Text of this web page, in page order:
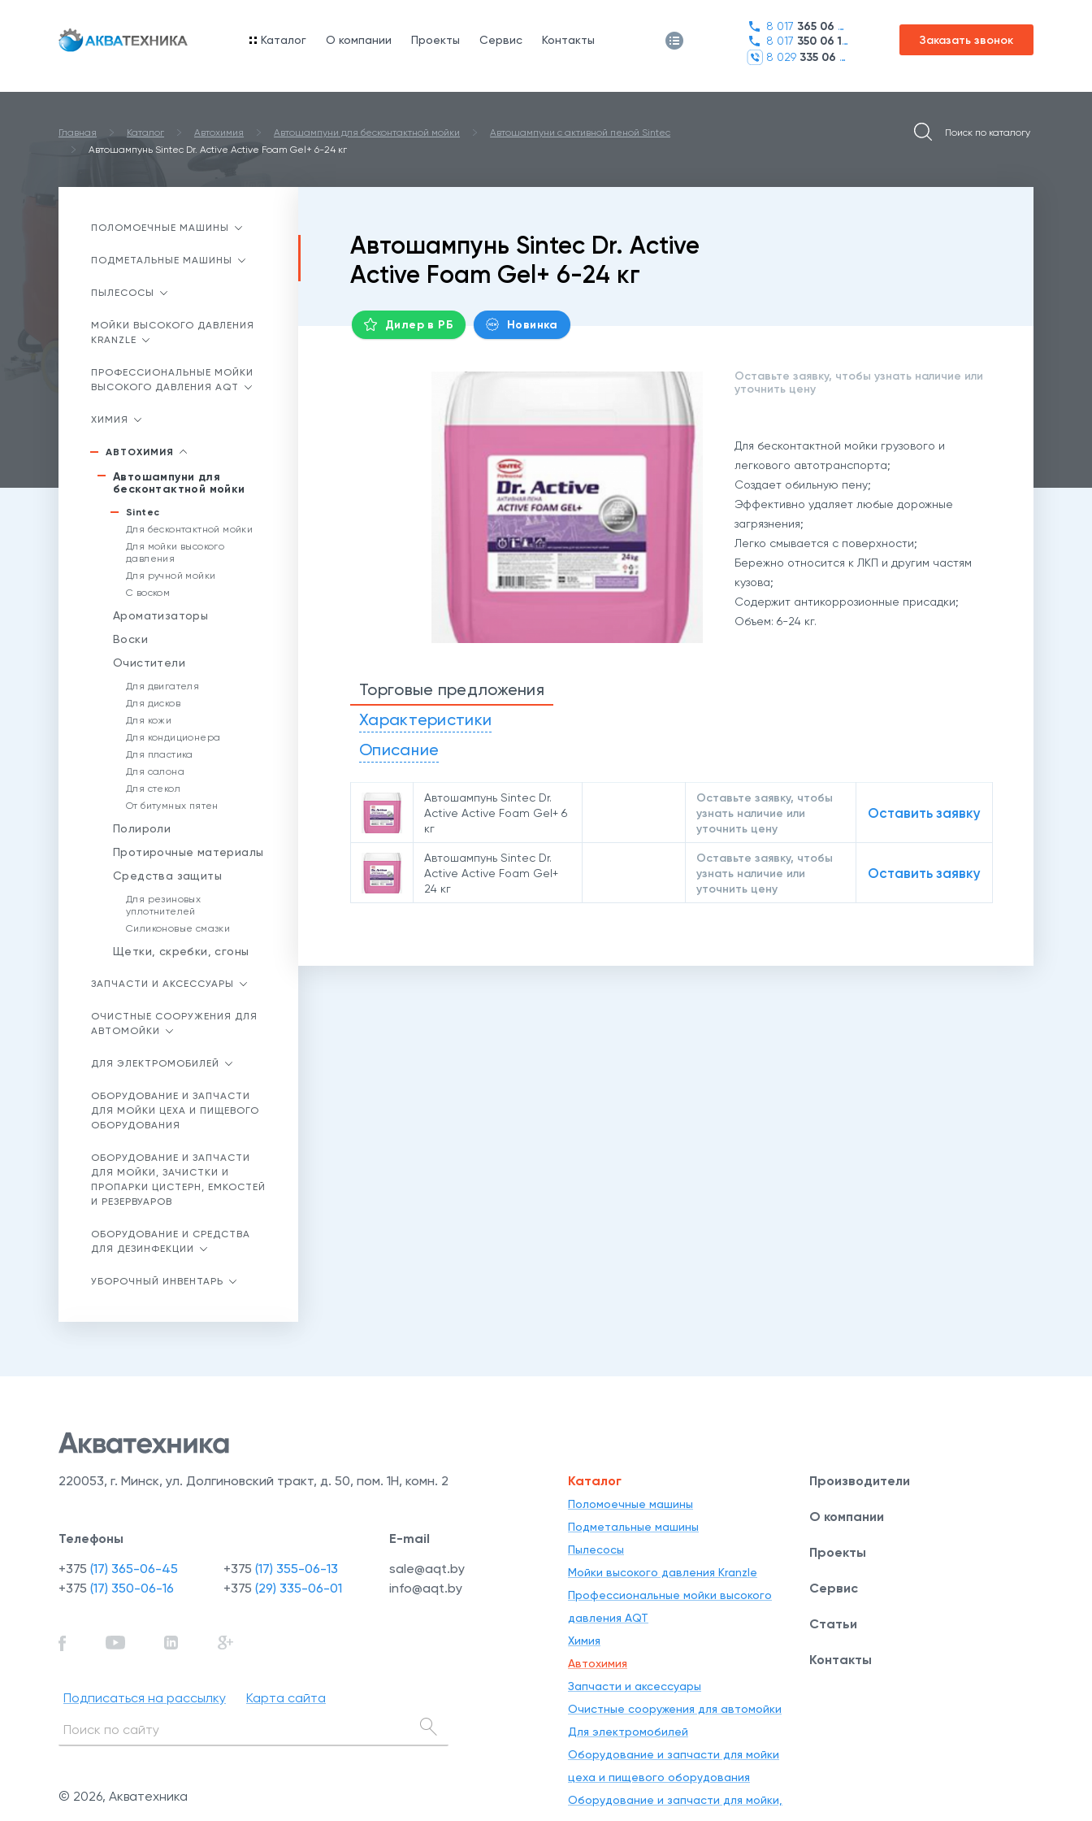
Каталог O компании Проекты Сервис Контакты
8 017 365 06 45
8 017 350 06 16
8 029 335 06 01
Заказать звонок
Главная Каталог Автохимия Автошампуни для бесконтактной мойки
Автошампуни с активной пеной Sintec
Автошампунь Sintec Dr. Active Active Foam Gel+ 6-24 кг
ПОЛОМОЕЧНЫЕ МАШИНЫ
ПОДМЕТАЛЬНЫЕ МАШИНЫ
ПЫЛЕСОСЫ
МОЙКИ ВЫСОКОГО ДАВЛЕНИЯ
KRANZLE
ПРОФЕССИОНАЛЬНЫЕ МОЙКИ
ВЫСОКОГО ДАВЛЕНИЯ AQT
ХИМИЯ
АВТОХИМИЯ
Автошампуни для
бесконтактной мойки
Sintec
Для бесконтактной мойки
Для мойки высокого
давления
Для ручной мойки
С воском
Ароматизаторы
Воски
Очистители
Для двигателя
Для дисков
Для кожи
Для кондиционера
Для пластика
Для салона
Для стекол
От битумных пятен
Полироли
Протирочные материалы
Средства защиты
Для резиновых
уплотнителей
Силиконовые смазки
Щетки, скребки, сгоны
ЗАПЧАСТИ И АКСЕССУАРЫ
ОЧИСТНЫЕ СООРУЖЕНИЯ ДЛЯ
АВТОМОЙКИ
ДЛЯ ЭЛЕКТРОМОБИЛЕЙ
ОБОРУДОВАНИЕ И ЗАПЧАСТИ
ДЛЯ МОЙКИ ЦЕХА И ПИЩЕВОГО
ОБОРУДОВАНИЯ
ОБОРУДОВАНИЕ И ЗАПЧАСТИ
ДЛЯ МОЙКИ, ЗАЧИСТКИ И
ПРОПАРКИ ЦИСТЕРН, ЕМКОСТЕЙ
И РЕЗЕРВУАРОВ
ОБОРУДОВАНИЕ И СРЕДСТВА
ДЛЯ ДЕЗИНФЕКЦИИ
УБОРОЧНЫЙ ИНВЕНТАРЬ
Автошампунь Sintec Dr. Active
Active Foam Gel+ 6-24 кг
Дилер в РБ Новинка
Оставьте заявку, чтобы узнать наличие или
уточнить цену
Для бесконтактной мойки грузового и
легкового автотранспорта;
Создает обильную пену;
Эффективно удаляет любые дорожные
загрязнения;
Легко смывается с поверхности;
Бережно относится к ЛКП и другим частям
кузова;
Содержит антикоррозионные присадки;
Объем: 6-24 кг.
Торговые предложения
Характеристики
Описание
Автошампунь Sintec Dr.
Active Active Foam Gel+ 6
кг
Оставьте заявку, чтобы
узнать наличие или
уточнить цену
Оставить заявку
Автошампунь Sintec Dr.
Active Active Foam Gel+
24 кг
Оставьте заявку, чтобы
узнать наличие или
уточнить цену
Оставить заявку
220053, г. Минск, ул. Долгиновский тракт, д. 50, пом. 1Н, комн. 2
Телефоны
+375 (17) 365-06-45
+375 (17) 350-06-16
+375 (17) 355-06-13
+375 (29) 335-06-01
E-mail
sale@aqt.by
info@aqt.by
Подписаться на рассылку Карта сайта
© 2026, Акватехника
Каталог
Поломоечные машины
Подметальные машины
Пылесосы
Мойки высокого давления Kranzle
Профессиональные мойки высокого
давления AQT
Химия
Автохимия
Запчасти и аксессуары
Очистные сооружения для автомойки
Для электромобилей
Оборудование и запчасти для мойки
цеха и пищевого оборудования
Оборудование и запчасти для мойки,
Производители
О компании
Проекты
Сервис
Статьи
Контакты